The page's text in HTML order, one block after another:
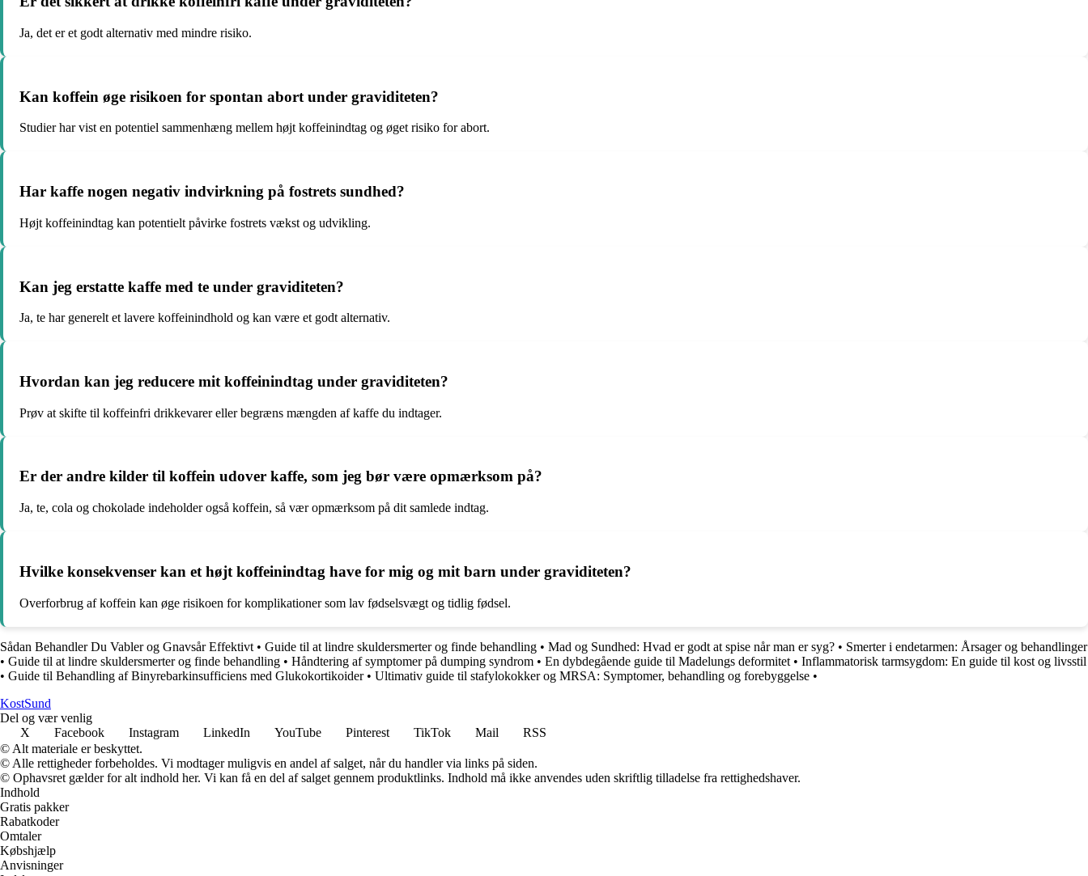
Ja, det er et godt alternativ med mindre risiko.
Kan koffein øge risikoen for spontan abort under graviditeten?
Studier har vist en potentiel sammenhæng mellem højt koffeinindtag og øget risiko for abort.
Har kaffe nogen negativ indvirkning på fostrets sundhed?
Højt koffeinindtag kan potentielt påvirke fostrets vækst og udvikling.
Kan jeg erstatte kaffe med te under graviditeten?
Ja, te har generelt et lavere koffeinindhold og kan være et godt alternativ.
Hvordan kan jeg reducere mit koffeinindtag under graviditeten?
Prøv at skifte til koffeinfri drikkevarer eller begræns mængden af kaffe du indtager.
Er der andre kilder til koffein udover kaffe, som jeg bør være opmærksom på?
Ja, te, cola og chokolade indeholder også koffein, så vær opmærksom på dit samlede indtag.
Hvilke konsekvenser kan et højt koffeinindtag have for mig og mit barn under graviditeten?
Overforbrug af koffein kan øge risikoen for komplikationer som lav fødselsvægt og tidlig fødsel.
Sådan Behandler Du Vabler og Gnavsår Effektivt • Guide til at lindre skuldersmerter og finde behandling • Mad og Sundhed: Hvad er godt at spise når man er syg? • Smerter i endetarmen: Årsager og behandlinger
• Guide til at lindre skuldersmerter og finde behandling • Håndtering af symptomer på dumping syndrom • En dybdegående guide til Madelungs deformitet • Inflammatorisk tarmsygdom: En guide til kost og livsstil
• Guide til Behandling af Binyrebarkinsufficiens med Glukokortikoider• Ultimativ guide til stafylokokker og MRSA: Symptomer, behandling og forebyggelse •
KostSund
Del og vær venlig
X
Facebook Instagram LinkedIn YouTube Pinterest TikTok Mail
RSS
© Alt materiale er beskyttet.
© Alle rettigheder forbeholdes. Vi modtager muligvis en andel af salget, når du handler via links på siden.
© Ophavsret gælder for alt indhold her. Vi kan få en del af salget gennem produktlinks. Indhold må ikke anvendes uden skriftlig tilladelse fra rettighedshaver.
Indhold
Gratis pakker
Rabatkoder
Omtaler
Købshjælp
Anvisninger